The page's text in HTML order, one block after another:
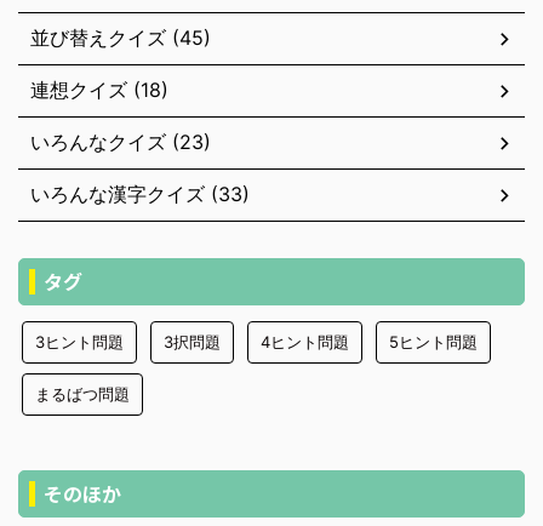
並び替えクイズ (45)
連想クイズ (18)
いろんなクイズ (23)
いろんな漢字クイズ (33)
タグ
3ヒント問題 3択問題 4ヒント問題 5ヒント問題
まるばつ問題
そのほか